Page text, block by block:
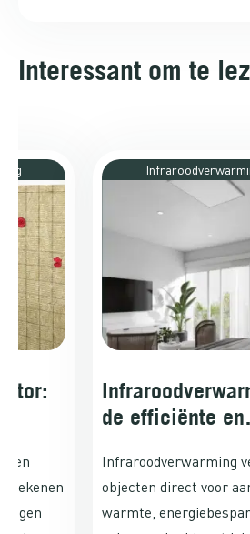
Interessant om te
een
de efficiënte en
om uw huis te
verwarmen
Infraroodverwarming
objecten direct voor
warmte,